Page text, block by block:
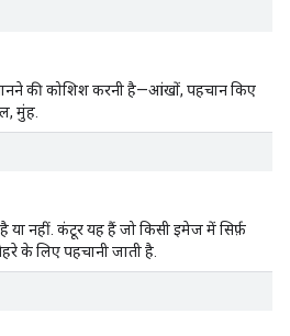
की कोशिश करनी है—आंखों, पहचान किए
मुंह.
या नहीं. कंटूर यह हैं जो किसी इमेज में सिर्फ़
के लिए पहचानी जाती है.